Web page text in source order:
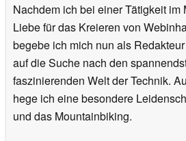
Nachdem ich bei einer Tätigkeit im
Liebe für das Kreieren von
begebe ich mich nun als
auf die Suche nach den
faszinierenden Welt der Technik.
hege ich eine besondere
und das Mountainbiking.